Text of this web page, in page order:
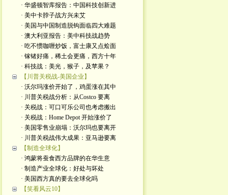
· 华盛顿智库报告：中国科技创新进
· 美中卡脖子战方兴未艾
· 美国与中国制造脱钩面临四大难题
· 澳大利亚报告：美中科技战趋势
· 吃不惯咖喱炒饭，富士康又点烩面
· 镓锗好痛，稀土会更痛，西方十年
· 科技战：美光，猴子，及苹果？
【川普关税战-美国企业】
· 沃尔玛涨价开始了，鸡蛋涨在其中
· 川普关税战分析：从Costco 要离
· 关税战：可口可乐公司也考虑搬出
· 关税战：Home Depot 开始涨价了
· 美国零售业崩塌：沃尔玛也要离开
· 川普关税战伟大成果：亚马逊要离
【制造全球化】
· 鸿蒙将蚕食西方品牌的在华生意
· 制造产业全球化：好处与坏处
· 美国西方真的要去全球化吗
【笑看风云10】